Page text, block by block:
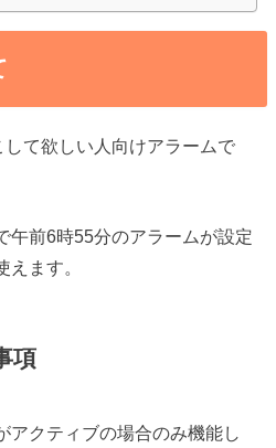
て欲しい人向けアラームで
午前6時55分のアラームが設定
ます。
項
アクティブの場合のみ機能し